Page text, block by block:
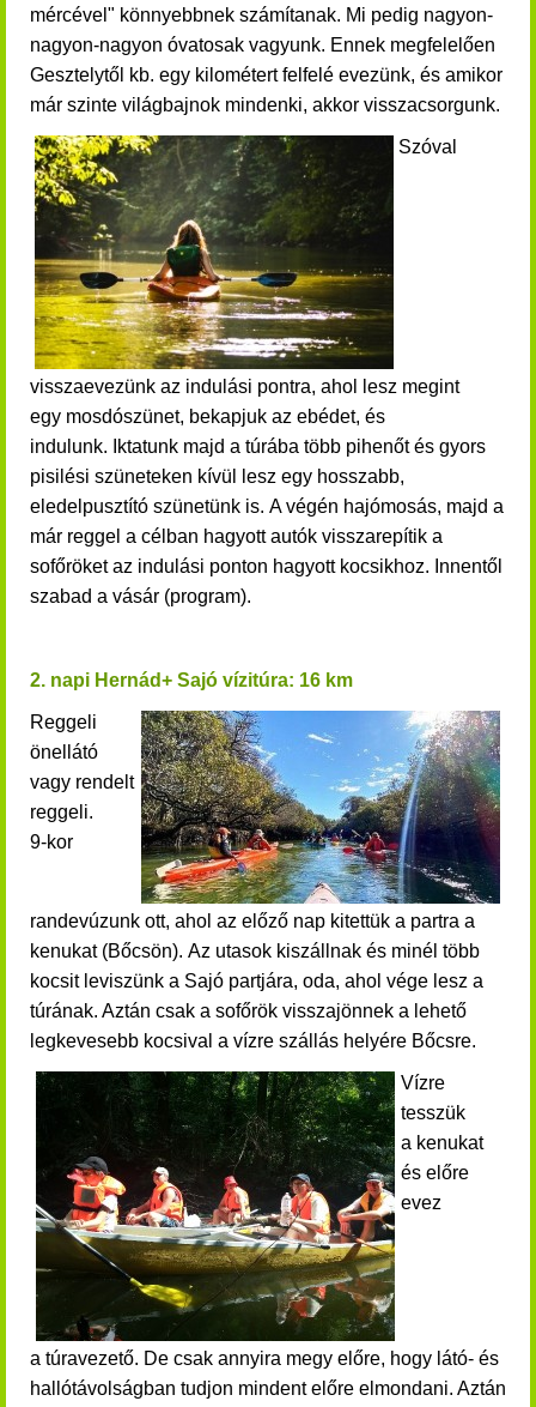
mércével" könnyebbnek számítanak. Mi pedig nagyon-
nagyon-nagyon óvatosak vagyunk. Ennek megfelelően
Gesztelytől kb. egy kilométert felfelé evezünk, és amikor
már szinte világbajnok mindenki, akkor visszacsorgunk.
Szóval
visszaevezünk az indulási pontra, ahol lesz megint
egy mosdószünet, bekapjuk az ebédet, és
indulunk.
Iktatunk majd a túrába több pihenőt és gyors
pisilési szüneteken kívül lesz egy hosszabb,
eledelpusztító szünetünk is. A végén hajómosás, majd a
már reggel a célban hagyott autók visszarepítik a
sofőröket az indulási ponton hagyott kocsikhoz. Innentől
szabad a vásár (program).
2. napi Hernád+ Sajó vízitúra: 16 km
Reggeli
önellátó
vagy rendelt
reggeli.
9-kor
randevúzunk ott, ahol az előző nap kitettük a partra a
kenukat (Bőcsön). Az utasok kiszállnak és minél több
kocsit leviszünk a Sajó partjára, oda, ahol vége lesz a
túrának. Aztán csak a sofőrök visszajönnek a lehető
legkevesebb kocsival a vízre szállás helyére Bőcsre.
Vízre
tesszük
a kenukat
és előre
evez
a túravezető. De csak annyira megy előre, hogy látó- és
hallótávolságban tudjon mindent előre elmondani. Aztán